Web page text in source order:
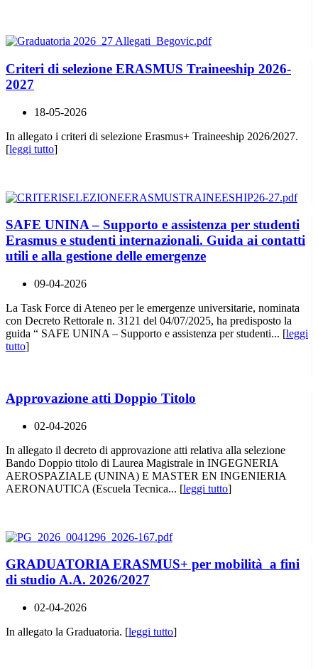
Criteri di selezione ERASMUS Traineeship 2026-
2027
18-05-2026
In allegato i criteri di selezione Erasmus+ Traineeship 2026/2027.
[leggi tutto]
SAFE UNINA – Supporto e assistenza per studenti
Erasmus e studenti internazionali. Guida ai contatti
utili e alla gestione delle emergenze
09-04-2026
La Task Force di Ateneo per le emergenze universitarie, nominata
con Decreto Rettorale n. 3121 del 04/07/2025, ha predisposto la
guida “ SAFE UNINA – Supporto e assistenza per studenti... [leggi
tutto]
Approvazione atti Doppio Titolo
02-04-2026
In allegato il decreto di approvazione atti relativa alla selezione
Bando Doppio titolo di Laurea Magistrale in INGEGNERIA
AEROSPAZIALE (UNINA) E MASTER EN INGENIERIA
AERONAUTICA (Escuela Tecnica... [leggi tutto]
GRADUATORIA ERASMUS+ per mobilità a fini
di studio A.A. 2026/2027
02-04-2026
In allegato la Graduatoria. [leggi tutto]